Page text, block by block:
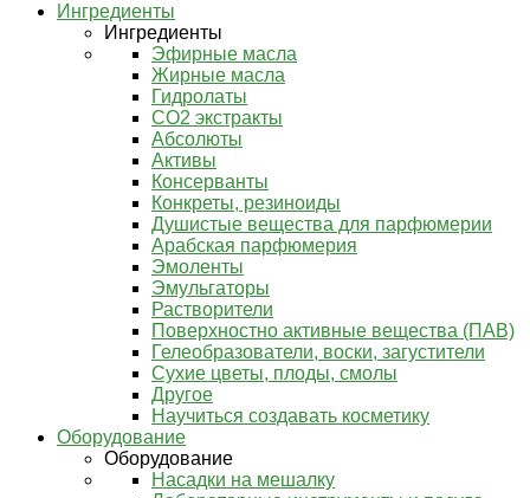
Ингредиенты
Ингредиенты
Эфирные масла
Жирные масла
Гидролаты
СО2 экстракты
Абсолюты
Активы
Консерванты
Конкреты, резиноиды
Душистые вещества для парфюмерии
Арабская парфюмерия
Эмоленты
Эмульгаторы
Растворители
Поверхностно активные вещества (ПАВ)
Гелеобразователи, воски, загустители
Сухие цветы, плоды, смолы
Другое
Научиться создавать косметику
Оборудование
Оборудование
Насадки на мешалку